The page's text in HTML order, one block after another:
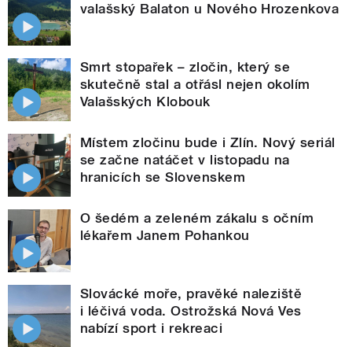
valašský Balaton u Nového Hrozenkova
Smrt stopařek – zločin, který se
skutečně stal a otřásl nejen okolím
Valašských Klobouk
Místem zločinu bude i Zlín. Nový seriál
se začne natáčet v listopadu na
hranicích se Slovenskem
O šedém a zeleném zákalu s očním
lékařem Janem Pohankou
Slovácké moře, pravěké naleziště
i léčivá voda. Ostrožská Nová Ves
nabízí sport i rekreaci